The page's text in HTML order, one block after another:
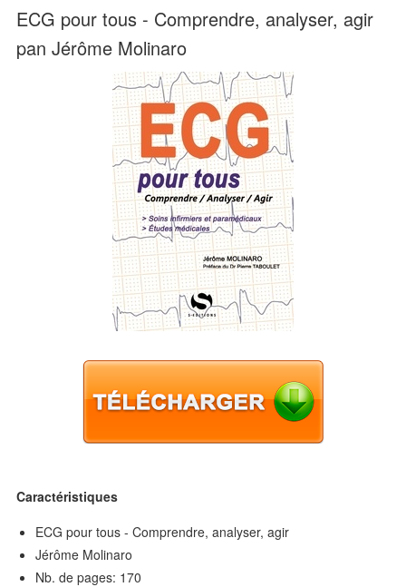
ECG pour tous - Comprendre, analyser, agir
pan Jérôme Molinaro
Caractéristiques
ECG pour tous - Comprendre, analyser, agir
Jérôme Molinaro
Nb. de pages: 170